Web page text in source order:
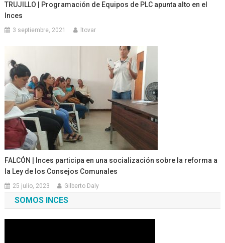
TRUJILLO | Programación de Equipos de PLC apunta alto en el
Inces
3 septiembre, 2021 ltovar
FALCÓN | Inces participa en una socialización sobre la reforma a
la Ley de los Consejos Comunales
25 julio, 2023 Gilberto Daly
SOMOS INCES